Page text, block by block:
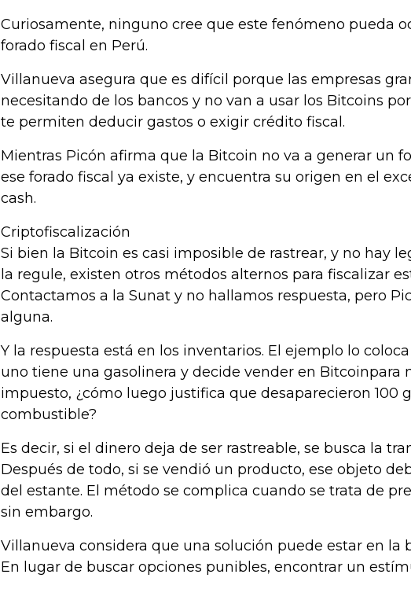
Curiosamente, ninguno cree que este fenómeno pueda
forado fiscal en Perú.
Villanueva asegura que es difícil porque las empresas
necesitando de los bancos y no van a usar los Bitcoins
te permiten deducir gastos o exigir crédito fiscal.
Mientras Picón afirma que la Bitcoin no va a generar un
ese forado fiscal ya existe, y encuentra su origen en el
cash.
Criptofiscalización
Si bien la Bitcoin es casi imposible de rastrear, y no hay
la regule, existen otros métodos alternos para fiscalizar
Contactamos a la Sunat y no hallamos respuesta, pero
alguna.
Y la respuesta está en los inventarios. El ejemplo lo
uno tiene una gasolinera y decide vender en Bitcoinpara
impuesto, ¿cómo luego justifica que desaparecieron 100
combustible?
Es decir, si el dinero deja de ser rastreable, se busca la
Después de todo, si se vendió un producto, ese objeto
del estante. El método se complica cuando se trata de
sin embargo.
Villanueva considera que una solución puede estar en la
En lugar de buscar opciones punibles, encontrar un